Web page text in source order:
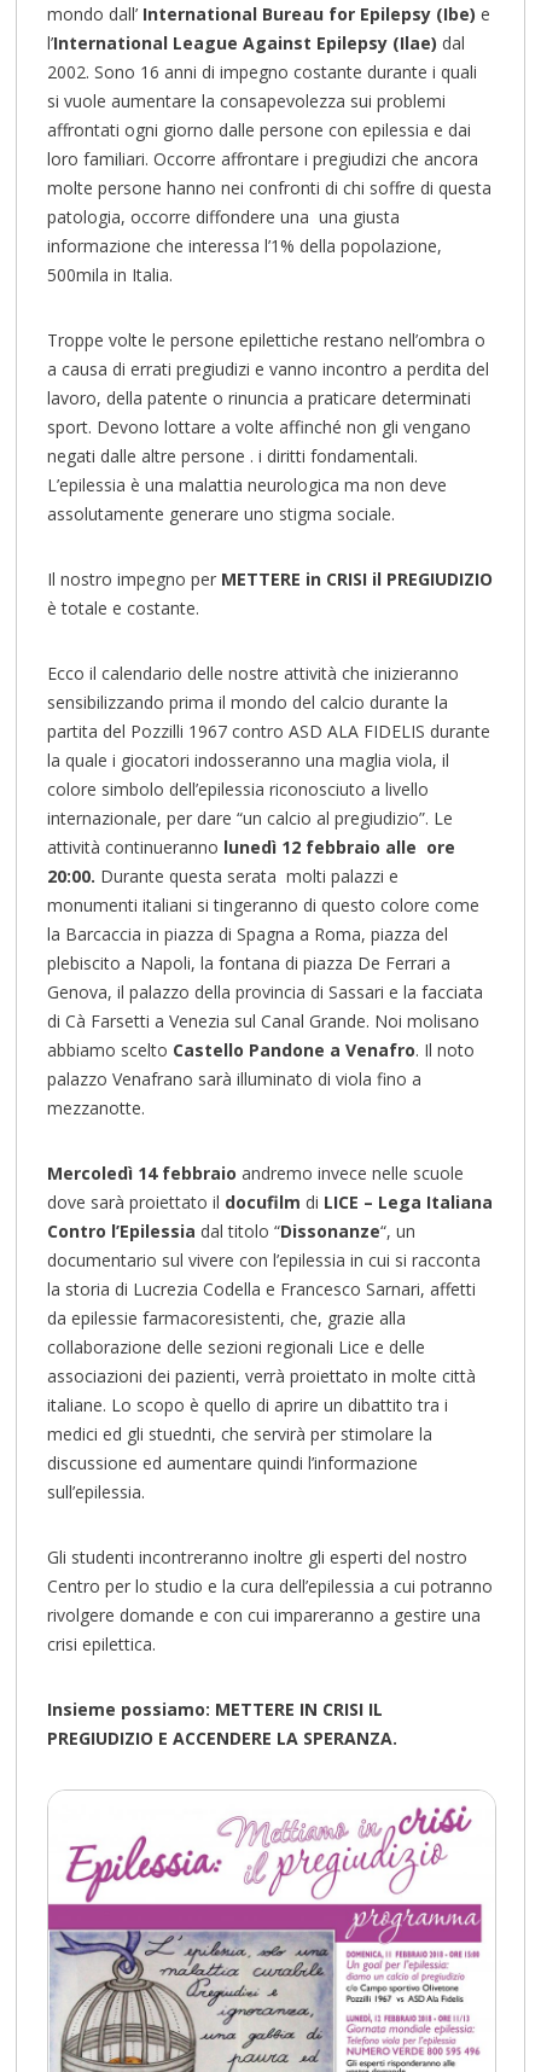
mondo dall’ International Bureau for Epilepsy (Ibe) e
l’International League Against Epilepsy (Ilae) dal
2002. Sono 16 anni di impegno costante durante i quali
si vuole aumentare la consapevolezza sui problemi
affrontati ogni giorno dalle persone con epilessia e dai
loro familiari. Occorre affrontare i pregiudizi che ancora
molte persone hanno nei confronti di chi soffre di questa
patologia, occorre diffondere una una giusta
informazione che interessa l’1% della popolazione,
500mila in Italia.
Troppe volte le persone epilettiche restano nell’ombra o
a causa di errati pregiudizi e vanno incontro a perdita del
lavoro, della patente o rinuncia a praticare determinati
sport. Devono lottare a volte affinché non gli vengano
negati dalle altre persone . i diritti fondamentali.
L’epilessia è una malattia neurologica ma non deve
assolutamente generare uno stigma sociale.
Il nostro impegno per METTERE in CRISI il PREGIUDIZIO
è totale e costante.
Ecco il calendario delle nostre attività che inizieranno
sensibilizzando prima il mondo del calcio durante la
partita del Pozzilli 1967 contro ASD ALA FIDELIS durante
la quale i giocatori indosseranno una maglia viola, il
colore simbolo dell’epilessia riconosciuto a livello
internazionale, per dare “un calcio al pregiudizio”. Le
attività continueranno lunedì 12 febbraio alle ore
20:00. Durante questa serata molti palazzi e
monumenti italiani si tingeranno di questo colore come
la Barcaccia in piazza di Spagna a Roma, piazza del
plebiscito a Napoli, la fontana di piazza De Ferrari a
Genova, il palazzo della provincia di Sassari e la facciata
di Cà Farsetti a Venezia sul Canal Grande. Noi molisano
abbiamo scelto Castello Pandone a Venafro. Il noto
palazzo Venafrano sarà illuminato di viola fino a
mezzanotte.
Mercoledì 14 febbraio andremo invece nelle scuole
dove sarà proiettato il docufilm di LICE – Lega Italiana
Contro l’Epilessia dal titolo “Dissonanze“, un
documentario sul vivere con l’epilessia in cui si racconta
la storia di Lucrezia Codella e Francesco Sarnari, affetti
da epilessie farmacoresistenti, che, grazie alla
collaborazione delle sezioni regionali Lice e delle
associazioni dei pazienti, verrà proiettato in molte città
italiane. Lo scopo è quello di aprire un dibattito tra i
medici ed gli stuednti, che servirà per stimolare la
discussione ed aumentare quindi l’informazione
sull’epilessia.
Gli studenti incontreranno inoltre gli esperti del nostro
Centro per lo studio e la cura dell’epilessia a cui potranno
rivolgere domande e con cui impareranno a gestire una
crisi epilettica.
Insieme possiamo: METTERE IN CRISI IL
PREGIUDIZIO E ACCENDERE LA SPERANZA.